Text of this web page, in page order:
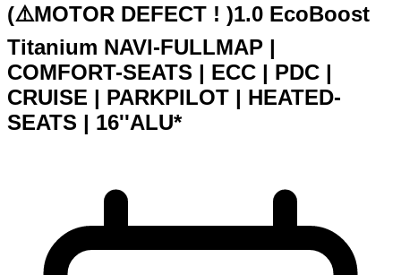
(⚠️MOTOR DEFECT ! )1.0 EcoBoost
Titanium NAVI-FULLMAP |
COMFORT-SEATS | ECC | PDC |
CRUISE | PARKPILOT | HEATED-
SEATS | 16''ALU*